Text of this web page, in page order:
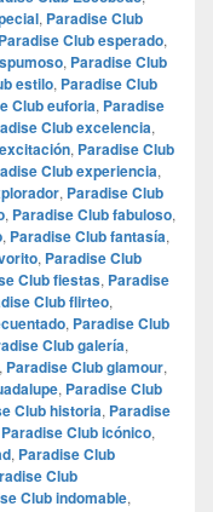
, Paradise Club
Paradise Club esperado,
, Paradise Club
estilo, Paradise Club
Club euforia, Paradise
Club excelencia,
, Paradise Club
Club experiencia,
, Paradise Club
, Paradise Club fabuloso,
, Paradise Club fantasía,
, Paradise Club
Club fiestas, Paradise
Club flirteo,
, Paradise Club
Club galería,
, Paradise Club glamour,
, Paradise Club
Club historia, Paradise
Paradise Club icónico,
, Paradise Club
Club
Club indomable,